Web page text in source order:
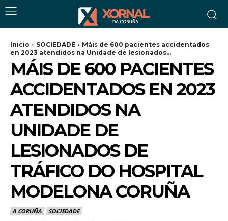
Inicio SOCIEDADE
Máis de 600 pacientes accidentados
en 2023 atendidos na Unidade de lesionados...
MÁIS DE 600 PACIENTES
ACCIDENTADOS EN 2023
ATENDIDOS NA
UNIDADE DE
LESIONADOS DE
TRÁFICO DO HOSPITAL
MODELONA CORUÑA
A CORUÑA SOCIEDADE